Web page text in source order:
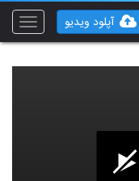
Toggle
آپلود ویدیو